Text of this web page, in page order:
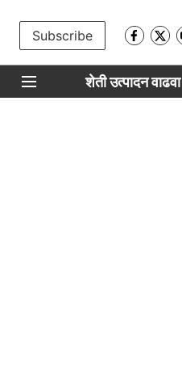
Subscribe
शेती उत्पादन वाढवा